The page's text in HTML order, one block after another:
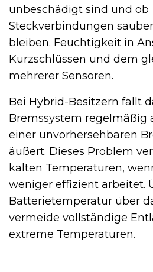
unbeschädigt sind und ob
Steckverbindungen
bleiben. Feuchtigkeit in
Kurzschlüssen und dem
mehrerer Sensoren.
Bei Hybrid-Besitzern fällt
Bremssystem regelmäßig
einer unvorhersehbaren
äußert. Dieses Problem
kalten Temperaturen,
weniger effizient arbeitet.
Batterietemperatur über
vermeide vollständige
extreme Temperaturen.